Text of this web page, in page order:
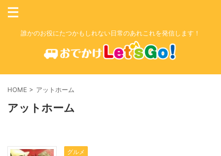
誰かのお役にたつかもしれない日常のあれこれを発信します！
HOME > アットホーム
アットホーム
グルメ